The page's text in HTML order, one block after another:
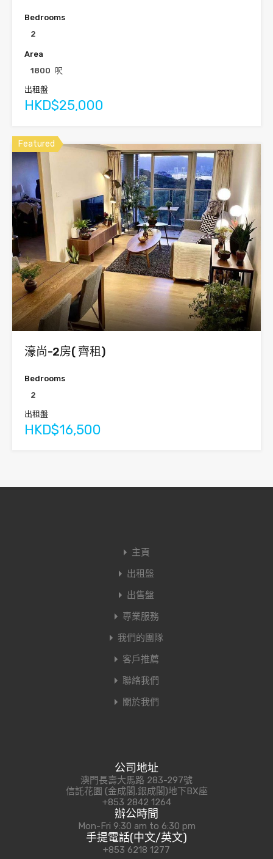
Bedrooms
2
Area
1800 呎
出租盤
HKD$25,000
Featured
濠尚-2房( 齊租)
Bedrooms
2
出租盤
HKD$16,500
主頁
出租盤
出售盤
專業服務
我們的團隊
客戶推薦
聯絡我們
關於我們
公司地址
澳門長壽大馬路 283-297號
信託花園 (金成閣,銀成閣)地下BX座
+853 2842 1264
辦公時間
Mon-Fri 9:30 am to 6:30 pm
手提電話(中文/英文)
+853 6218 1277